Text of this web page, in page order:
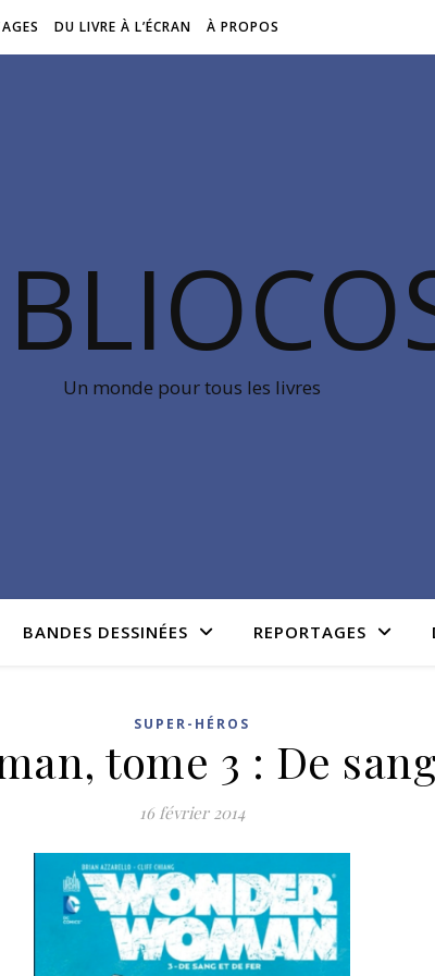
DU LIVRE À L’ÉCRAN À PROPOS
Un monde pour tous les livres
BANDES DESSINÉES REPORTAGES
SUPER-HÉROS
tome 3 : De
16 février 2014